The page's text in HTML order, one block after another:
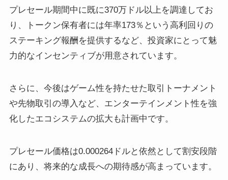
プレセール期間中に既に370万ドル以上を調達してお
り、トークン保有者には年率173％という高利回りの
ステーキング報酬を提供するなど、投資家にとって魅
力的なインセンティブが用意されています。
さらに、今後はゲーム性を持たせた取引トーナメント
や先物取引の導入など、エンターテインメント性を強
化したエコシステムの拡大も計画中です。
プレセール価格は0.000264ドルと依然として割安段階
にあり、将来的な成長への期待感が高まっています。